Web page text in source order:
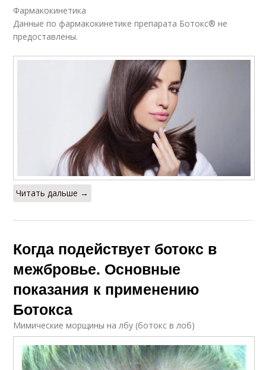
Фармакокинетика
Данные по фармакокинетике препарата Ботокс® не
предоставлены.
Читать дальше →
Когда подействует ботокс в
межбровье. Основные
показания к применению
Ботокса
Мимические морщины на лбу (ботокс в лоб)